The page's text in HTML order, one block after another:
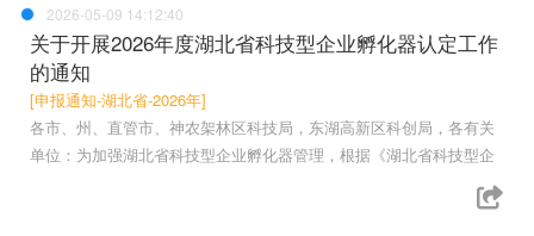
2026-05-09 14:12:40
关于开展2026年度湖北省科技型企业孵化器认定工作
的通知
[申报通知-湖北省-2026年]
各市、州、直管市、神农架林区科技局，东湖高新区科创局，各有关
单位：为加强湖北省科技型企业孵化器管理，根据《湖北省科技型企